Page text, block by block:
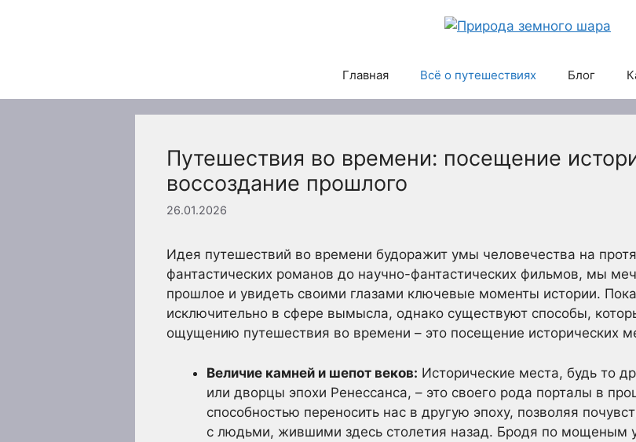
Главная Всё о путешествиях Блог
Путешествия во времени: посещение
воссоздание прошлого
26.01.2026
Идея путешествий во времени будоражит умы человечества на
фантастических романов до научно-фантастических фильмов, мы
прошлое и увидеть своими глазами ключевые моменты истории.
исключительно в сфере вымысла, однако существуют способы,
ощущению путешествия во времени – это посещение исторических
Величие камней и шепот веков: Исторические места, будь то
или дворцы эпохи Ренессанса, – это своего рода порталы в
способностью переносить нас в другую эпоху, позволяя
с людьми, жившими здесь столетия назад. Бродя по мощеным